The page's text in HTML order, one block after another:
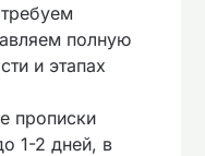
полную
и этапах
прописки
1-2 дней, в